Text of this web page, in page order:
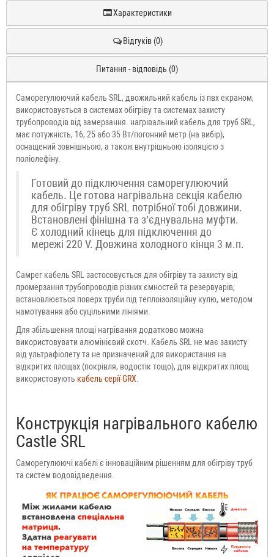
Характеристики
Відгуків (0)
Питання - відповідь (0)
Саморегулюючий кабель SRL, двожильний кабель із пвх екраном,
використовується в системах обігріву та системах захисту
трубопроводів від замерзання. нагрівальний кабель для труб SRL,
має потужність, 16, 25 або 35 Вт/погонний метр (на вибір),
оснащений зовнішньою, а також внутрішньою ізоляцією з
поліолефіну.
Готовий до підключення саморегулюючий
кабель. Це готова нагрівальна секція кабелю
для обігріву труб SRL потрібної тобі довжини.
Встановлені фінішна та з’єднувальна муфти.
Є холодний кінець для підключення до
мережі 220 V. Довжина холодного кінця 3 м.п.
Самрег кабель SRL застосовується для обігріву та захисту від
промерзання трубопроводів різних ємностей та резервуарів,
встановлюється поверх труби під теплоізоляційну кулю, методом
намотування або суцільними лініями.
Для збільшення площі нагрівання додатково можна
використовувати алюмінієвий скотч. Кабель SRL не має захисту
від ультрафіолету та не призначений для використання на
відкритих площах (покрівля, водостік тощо), для відкритих площ
використовують кабель серії GRX.
Конструкція нагрівального кабелю
Castle SRL
Саморегулюючі кабелі є інноваційним рішенням для обігріву труб
та систем водовідведення.